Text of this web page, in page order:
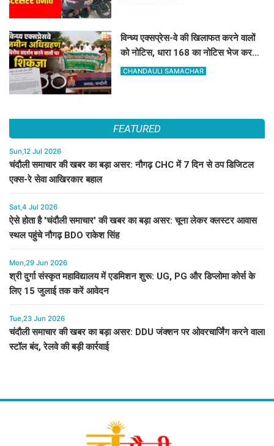
विन्ध्य एक्सप्रेस-वे की खिलाफत करने वालों
को नोटिस, धारा 168 का नोटिस भेज कर
दबाव बनाने की पहल तेज
CHANDAULI SAMACHAR
FEATURED
Sun,12 Jul 2026
चंदौली समाचार की खबर का बड़ा असर: नौगढ़ CHC में 7 दिन से ठप डिजिटल
एक्स-रे सेवा आखिरकार बहाल
Sat,4 Jul 2026
ऐसे होता है 'चंदौली समाचार' की खबर का बड़ा असर: चूना लेकर क्लस्टर आवास
स्थल पहुंचे नौगढ़ BDO राकेश सिंह
Mon,29 Jun 2026
श्री दुर्गा संस्कृत महाविद्यालय में एडमिशन शुरू: UG, PG और डिप्लोमा कोर्स के
लिए 15 जुलाई तक करें आवेदन
Tue,23 Jun 2026
चंदौली समाचार की खबर का बड़ा असर: DDU जंक्शन पर ओवरचार्जिंग करने वाला
स्टॉल बंद, रेलवे की बड़ी कार्रवाई